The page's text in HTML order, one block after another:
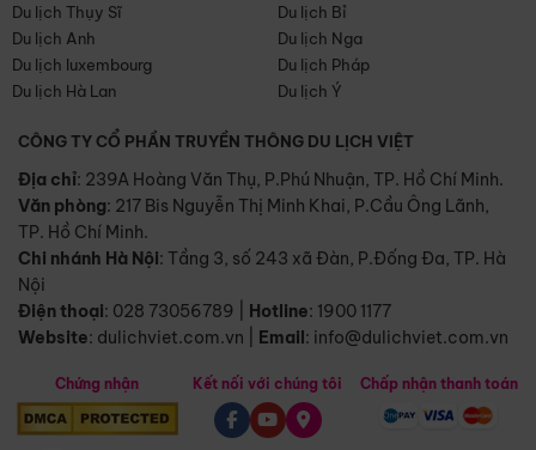
Du lịch Thụy Sĩ
Du lịch Bỉ
Du lịch Anh
Du lịch Nga
Du lịch luxembourg
Du lịch Pháp
Du lịch Hà Lan
Du lịch Ý
CÔNG TY CỔ PHẦN TRUYỀN THÔNG DU LỊCH VIỆT
Địa chỉ: 239A Hoàng Văn Thụ, P.Phú Nhuận, TP. Hồ Chí Minh.
Văn phòng: 217 Bis Nguyễn Thị Minh Khai, P.Cầu Ông Lãnh,
TP. Hồ Chí Minh.
Chi nhánh Hà Nội: Tầng 3, số 243 xã Đàn, P.Đống Đa, TP. Hà
Nội
Điện thoại: 028 73056789 Hotline: 1900 1177
Website: dulichviet.com.vn Email: info@dulichviet.com.vn
Chứng nhận Kết nối với chúng tôi Chấp nhận thanh toán